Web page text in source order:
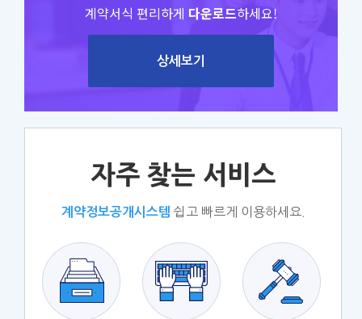
계약서식 편리하게 다운로드하세요!
상세보기
자주 찾는 서비스
계약정보공개시스템 쉽고 빠르게 이용하세요.